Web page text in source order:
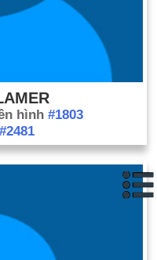
hình #1803
#2481